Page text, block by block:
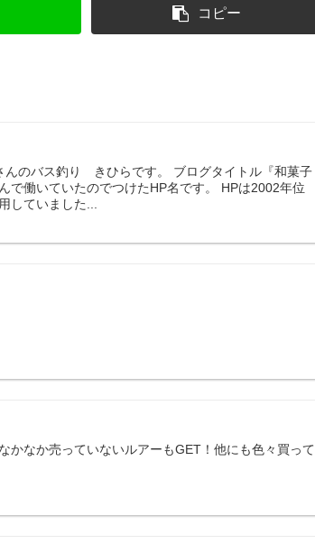
コピー
んのバス釣り きひらです。 ブログタイトル『和菓子
で働いていたのでつけたHP名です。 HPは2002年位
していました...
かなか売っていないルアーもGET！他にも色々買って